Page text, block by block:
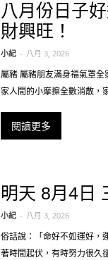
八月份日子
財興旺！
小紀 - 八月 3, 2026
屬豬 屬豬朋友滿身福氣罩全
家人間的小摩擦全數消散，
閱讀更多
明天 8月4日
小紀 - 八月 3, 2026
俗話說：「命好不如運好，
著時間起伏，有時努力很久